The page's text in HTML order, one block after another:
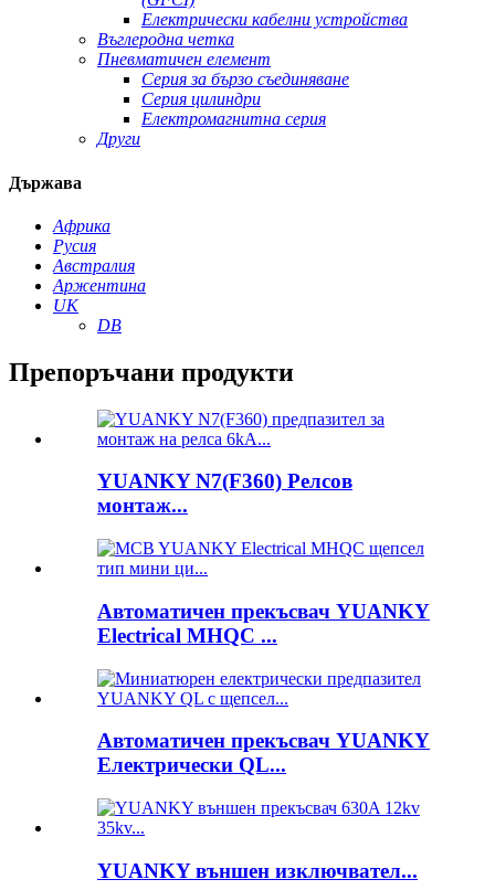
Електрически кабелни устройства
Въглеродна четка
Пневматичен елемент
Серия за бързо съединяване
Серия цилиндри
Електромагнитна серия
Други
Държава
Африка
Русия
Австралия
Аржентина
UK
DB
Препоръчани продукти
YUANKY N7(F360) Релсов
монтаж...
Автоматичен прекъсвач YUANKY
Electrical MHQC ...
Автоматичен прекъсвач YUANKY
Електрически QL...
YUANKY външен изключвател...